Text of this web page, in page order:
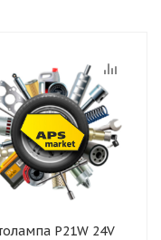
P21W 24V